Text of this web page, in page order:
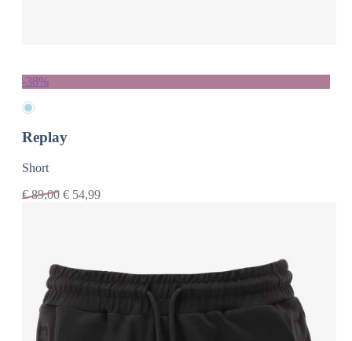
-38%
Replay
Short
€89,00 € 54,99